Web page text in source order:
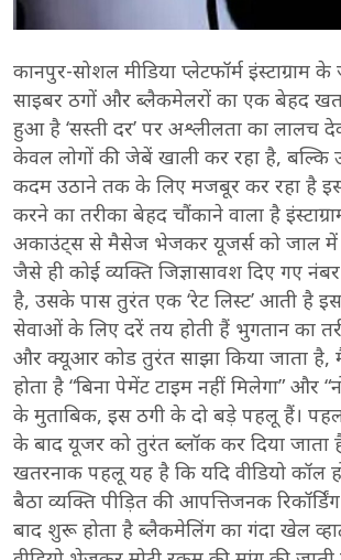
कानपुर-सोशल मीडिया प्लेटफॉर्म इंस्टाग्राम के
साइबर ठगों और ब्लैकमेलरों का एक बेहद
हुआ है ‘सस्ती दर’ पर अश्लीलता का लालच
केवल लोगों की जेबें खाली कर रहा है, बल्कि
कदम उठाने तक के लिए मजबूर कर रहा है
करने का तरीका बेहद चौंकाने वाला है
अकाउंट्स से मैसेज भेजकर यूजर्स को जाल में
जैसे ही कोई व्यक्ति जिज्ञासावश दिए गए
है, उसके पास तुरंत एक ‘रेट लिस्ट’ आती है
सेवाओं के लिए दरें तय होती हैं भुगतान का
और क्यूआर कोड तुरंत साझा किया जाता
होता है “बिना पेमेंट टाइम नहीं मिलेगा” और
के मुताबिक, इस ठगी के दो बड़े पहलू हैं।
के बाद यूजर को तुरंत ब्लॉक कर दिया
खतरनाक पहलू यह है कि यदि वीडियो कॉल
बैठा व्यक्ति पीड़ित की आपत्तिजनक
बाद शुरू होता है ब्लैकमेलिंग का गंदा खेल